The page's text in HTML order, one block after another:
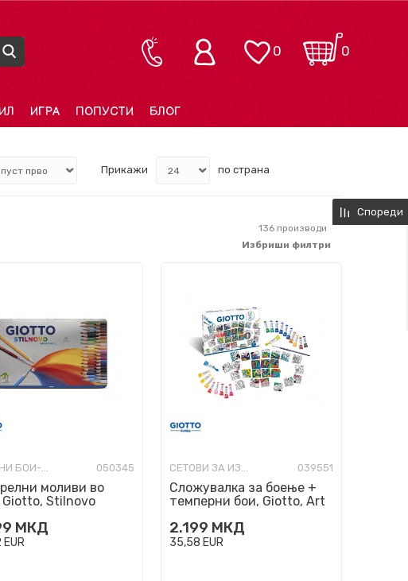
0
0
ИГРА ПОПУСТИ БЛОГ
Прикажи по страна
136производи
Избриши филтри
ВОДЕНИ БОИ-УМЕТНИЧКИ 050345
моливи во
Giotto, Stilnovo
МКД
EUR
СЕТОВИ ЗА ИЗРАБОТКА 039551
Сложувалка за боење +
темперни бои, Giotto, Art
2.199 МКД
35,58 EUR
Спореди